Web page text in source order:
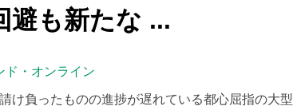
避も新たな ...
ド・オンライン
け負ったものの進捗が遅れている都心屈指の大型